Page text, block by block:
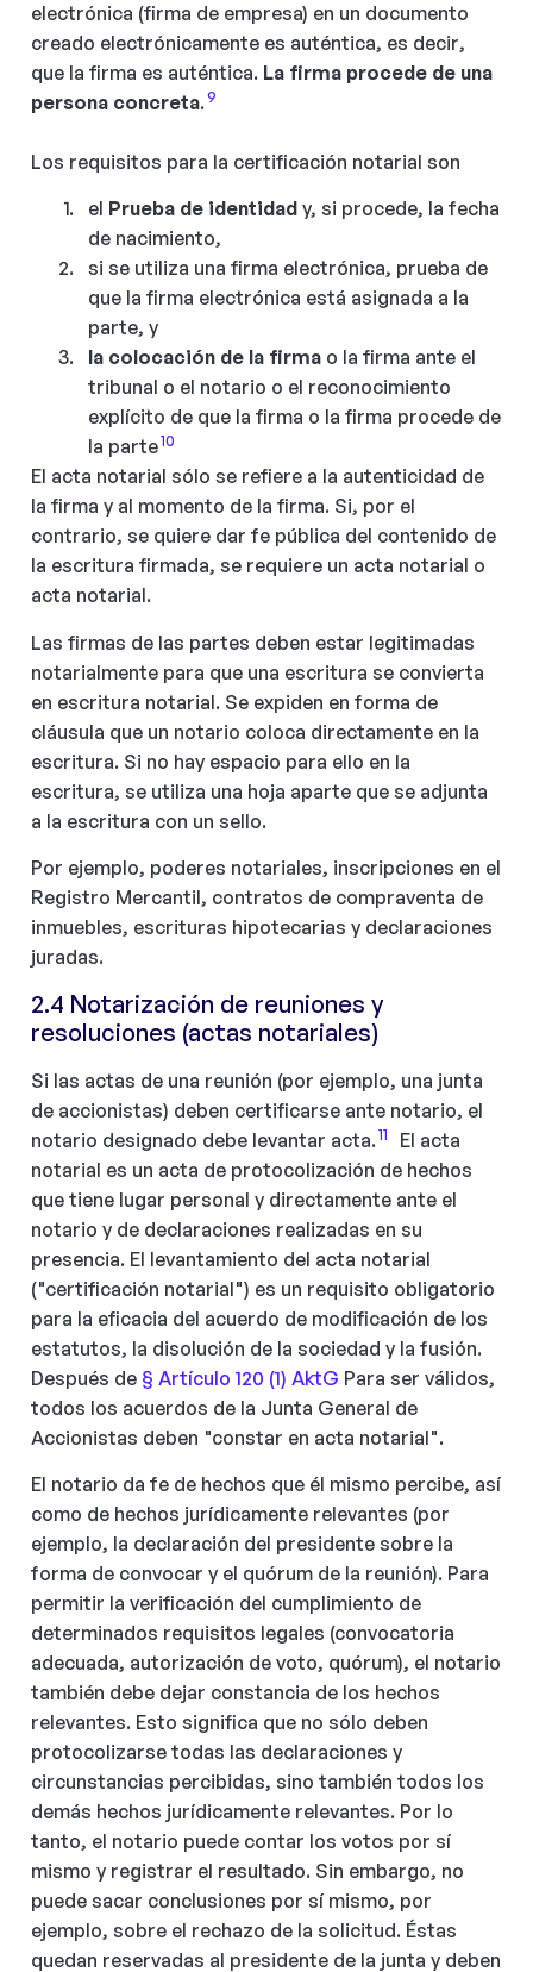
electrónica (firma de empresa) en un documento
creado electrónicamente es auténtica, es decir,
que la firma es auténtica. La firma procede de una
persona concreta.9
Los requisitos para la certificación notarial son
el Prueba de identidad y, si procede, la fecha
de nacimiento,
si se utiliza una firma electrónica, prueba de
que la firma electrónica está asignada a la
parte, y
la colocación de la firma o la firma ante el
tribunal o el notario o el reconocimiento
explícito de que la firma o la firma procede de
la parte10
El acta notarial sólo se refiere a la autenticidad de
la firma y al momento de la firma. Si, por el
contrario, se quiere dar fe pública del contenido de
la escritura firmada, se requiere un acta notarial o
acta notarial.
Las firmas de las partes deben estar legitimadas
notarialmente para que una escritura se convierta
en escritura notarial. Se expiden en forma de
cláusula que un notario coloca directamente en la
escritura. Si no hay espacio para ello en la
escritura, se utiliza una hoja aparte que se adjunta
a la escritura con un sello.
Por ejemplo, poderes notariales, inscripciones en el
Registro Mercantil, contratos de compraventa de
inmuebles, escrituras hipotecarias y declaraciones
juradas.
2.4 Notarización de reuniones y
resoluciones (actas notariales)
Si las actas de una reunión (por ejemplo, una junta
de accionistas) deben certificarse ante notario, el
notario designado debe levantar acta.11
El acta
notarial es un acta de protocolización de hechos
que tiene lugar personal y directamente ante el
notario y de declaraciones realizadas en su
presencia. El levantamiento del acta notarial
("certificación notarial") es un requisito obligatorio
para la eficacia del acuerdo de modificación de los
estatutos, la disolución de la sociedad y la fusión.
Después de § Artículo 120 (1) AktG Para ser válidos,
todos los acuerdos de la Junta General de
Accionistas deben "constar en acta notarial".
El notario da fe de hechos que él mismo percibe, así
como de hechos jurídicamente relevantes (por
ejemplo, la declaración del presidente sobre la
forma de convocar y el quórum de la reunión). Para
permitir la verificación del cumplimiento de
determinados requisitos legales (convocatoria
adecuada, autorización de voto, quórum), el notario
también debe dejar constancia de los hechos
relevantes. Esto significa que no sólo deben
protocolizarse todas las declaraciones y
circunstancias percibidas, sino también todos los
demás hechos jurídicamente relevantes. Por lo
tanto, el notario puede contar los votos por sí
mismo y registrar el resultado. Sin embargo, no
puede sacar conclusiones por sí mismo, por
ejemplo, sobre el rechazo de la solicitud. Éstas
quedan reservadas al presidente de la junta y deben